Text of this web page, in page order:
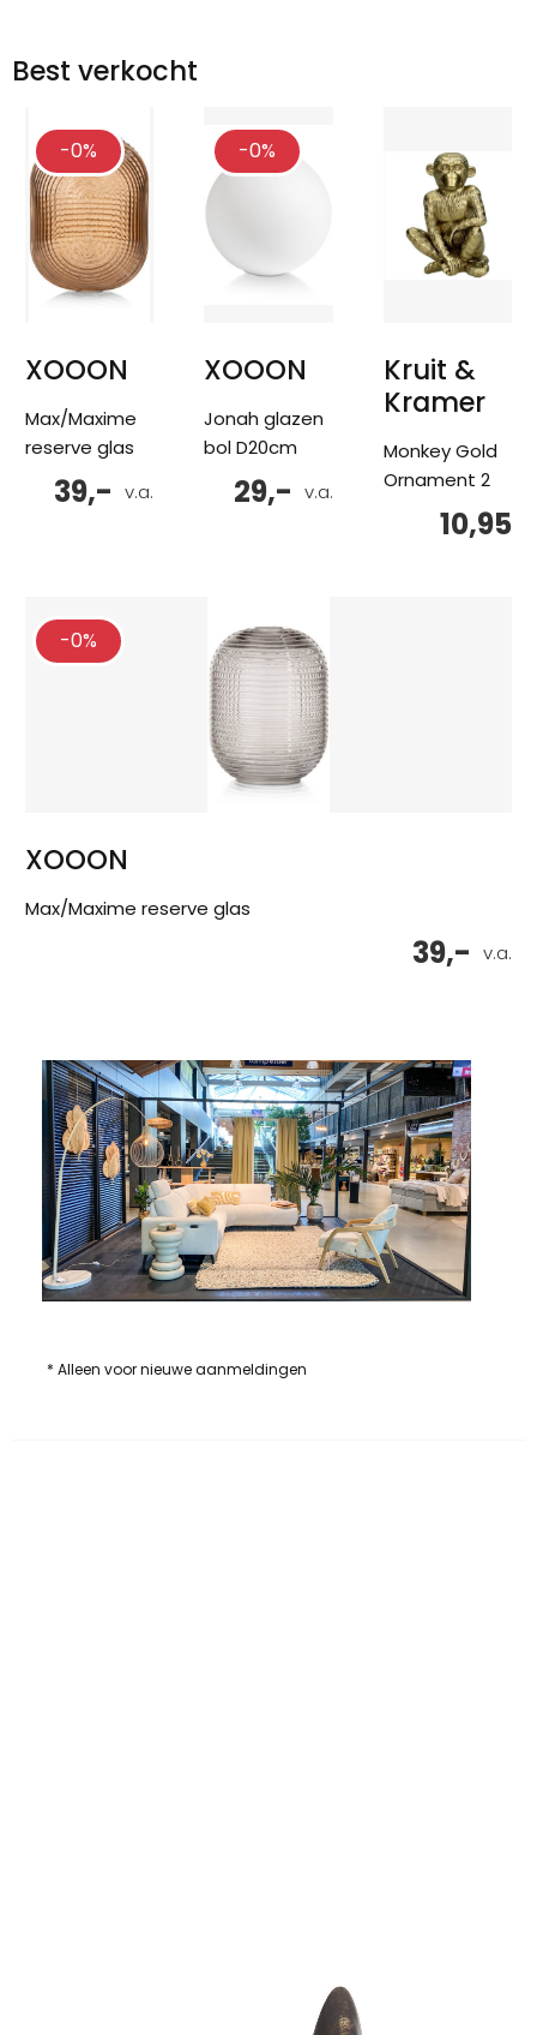
Best verkocht
-0%
XOOON
Max/Maxime
reserve glas
v.a.
39,-
-0%
XOOON
Jonah glazen
bol D20cm
v.a.
29,-
Kruit &
Kramer
Monkey Gold
Ornament 2
10,95
-0%
XOOON
Max/Maxime reserve glas
v.a.
39,-
* Alleen voor nieuwe aanmeldingen